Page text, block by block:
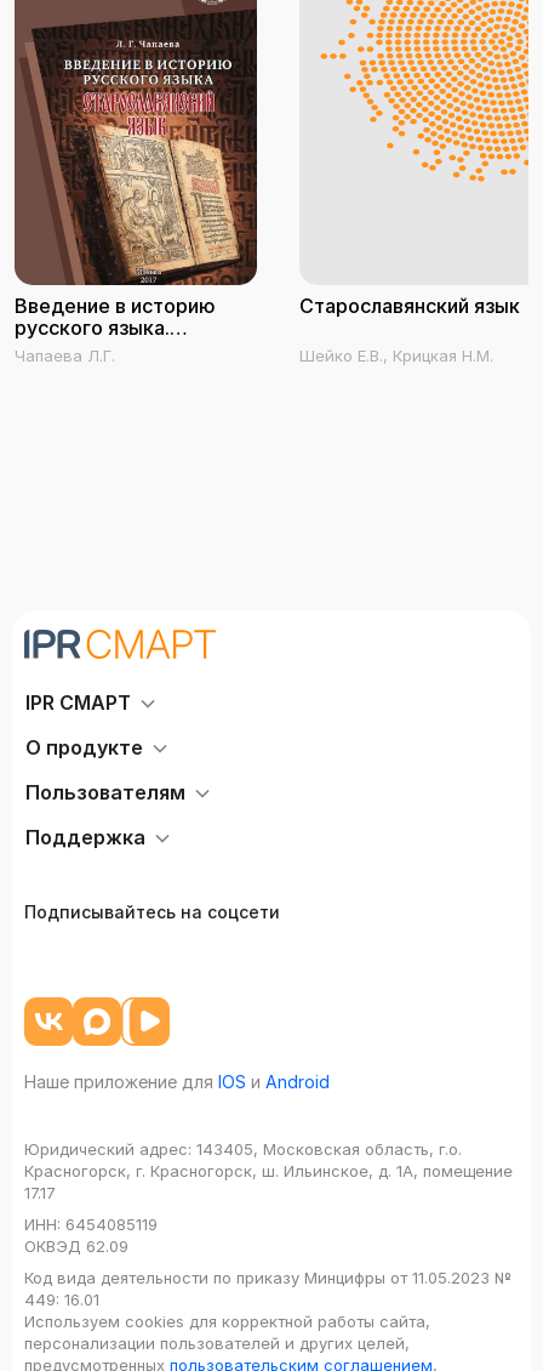
Введение в историю
русского языка.
Старославянский язык
Чапаева Л.Г.
Старославянский язык
Шейко Е.В., Крицкая Н.М.
IPR СМАРТ
О продукте
Пользователям
Поддержка
Подписывайтесь на соцсети
Наше приложение для IOS и Android
Юридический адрес: 143405, Московская область, г.о.
Красногорск, г. Красногорск, ш. Ильинское, д. 1А, помещение
17.17
ИНН: 6454085119
ОКВЭД 62.09
Код вида деятельности по приказу Минцифры от 11.05.2023 №
449: 16.01
Используем cookies для корректной работы сайта,
персонализации пользователей и других целей,
предусмотренных пользовательским соглашением,